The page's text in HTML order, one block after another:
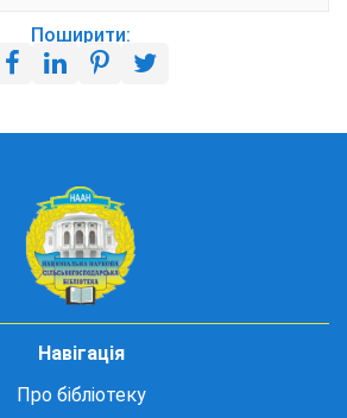
Поширити:
Навігація
Про бібліотеку